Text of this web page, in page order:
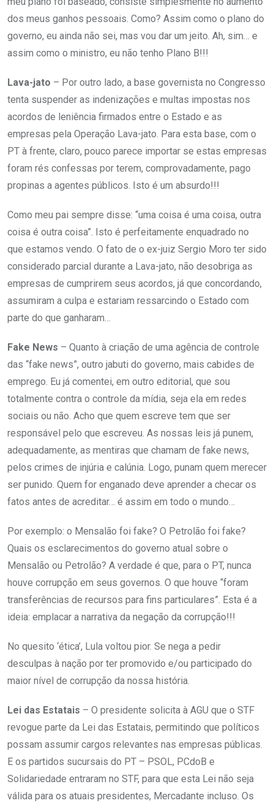
dos meus ganhos pessoais. Como? Assim como o plano do
governo, eu ainda não sei, mas vou dar um jeito. Ah, sim… e
assim como o ministro, eu não tenho Plano B!!!
Lava-jato – Por outro lado, a base governista no Congresso
tenta suspender as indenizações e multas impostas nos
acordos de leniência firmados entre o Estado e as
empresas pela Operação Lava-jato. Para esta base, com o
PT à frente, claro, pouco parece importar se estas empresas
foram rés confessas por terem, comprovadamente, pago
propinas a agentes públicos. Isto é um absurdo!!!
Como meu pai sempre disse: “uma coisa é uma coisa, outra
coisa é outra coisa”. Isto é perfeitamente enquadrado no
que estamos vendo. O fato de o ex-juiz Sergio Moro ter sido
considerado parcial durante a Lava-jato, não desobriga as
empresas de cumprirem seus acordos, já que concordando,
assumiram a culpa e estariam ressarcindo o Estado com
parte do que ganharam…
Fake News – Quanto à criação de uma agência de controle
das “fake news”, outro jabuti do governo, mais cabides de
emprego. Eu já comentei, em outro editorial, que sou
totalmente contra o controle da mídia, seja ela em redes
sociais ou não. Acho que quem escreve tem que ser
responsável pelo que escreveu. As nossas leis já punem,
adequadamente, as mentiras que chamam de fake news,
pelos crimes de injúria e calúnia. Logo, punam quem merecer
ser punido. Quem for enganado deve aprender a checar os
fatos antes de acreditar… é assim em todo o mundo…
Por exemplo: o Mensalão foi fake? O Petrolão foi fake?
Quais os esclarecimentos do governo atual sobre o
Mensalão ou Petrolão? A verdade é que, para o PT, nunca
houve corrupção em seus governos. O que houve “foram
transferências de recursos para fins particulares”. Esta é a
ideia: emplacar a narrativa da negação da corrupção!!!
No quesito ‘ética’, Lula voltou pior. Se nega a pedir
desculpas à nação por ter promovido e/ou participado do
maior nível de corrupção da nossa história.
Lei das Estatais – O presidente solicita à AGU que o STF
revogue parte da Lei das Estatais, permitindo que políticos
possam assumir cargos relevantes nas empresas públicas.
E os partidos sucursais do PT – PSOL, PCdoB e
Solidariedade entraram no STF, para que esta Lei não seja
válida para os atuais presidentes, Mercadante incluso. Os